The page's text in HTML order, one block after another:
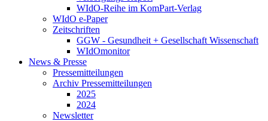
WIdO-Reihe im KomPart-Verlag
WIdO e-Paper
Zeitschriften
GGW - Gesundheit + Gesellschaft Wissenschaft
WIdOmonitor
News & Presse
Pressemitteilungen
Archiv Pressemitteilungen
2025
2024
Newsletter